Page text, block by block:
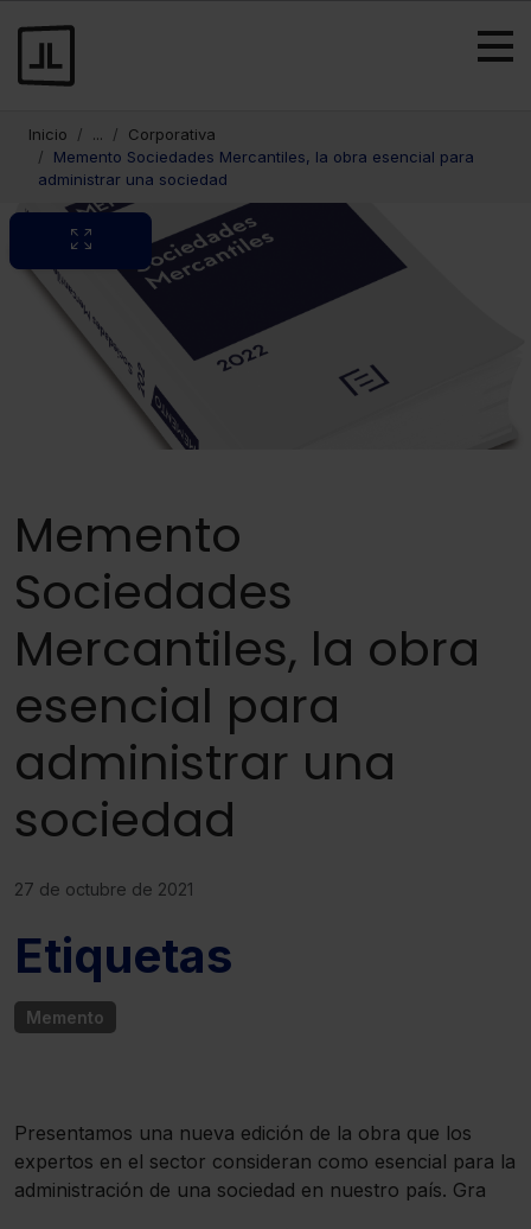
Inicio ...
Corporativa
Memento Sociedades Mercantiles, la obra esencial para
administrar una sociedad
Memento
Sociedades
Mercantiles, la obra
esencial para
administrar una
sociedad
27 de octubre de 2021
Presentamos una nueva edición de la obra que los
expertos en el sector consideran como esencial para la
administración de una sociedad en nuestro país. Gra
Etiquetas
Memento